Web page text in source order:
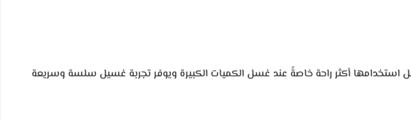
استخدامها أكثر راحة خاصةً عند غسل الكميات الكبيرة ويوفر تجربة غسيل سلسة وسريعة